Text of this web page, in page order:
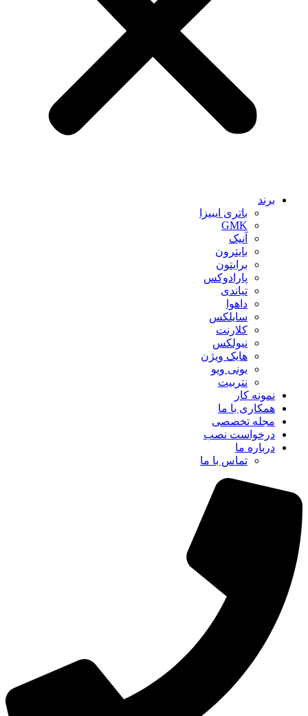
برند
باتری ایبیزا
GMK
آنیک
بایترون
برایتون
پارادوکس
تیاندی
داهوا
سایلکس
کلارنت
نیولکس
هایک ویژن
یونی ویو
نتربیت
نمونه کار
همکاری با ما
مجله تخصصی
درخواست نصب
درباره ما
تماس با ما